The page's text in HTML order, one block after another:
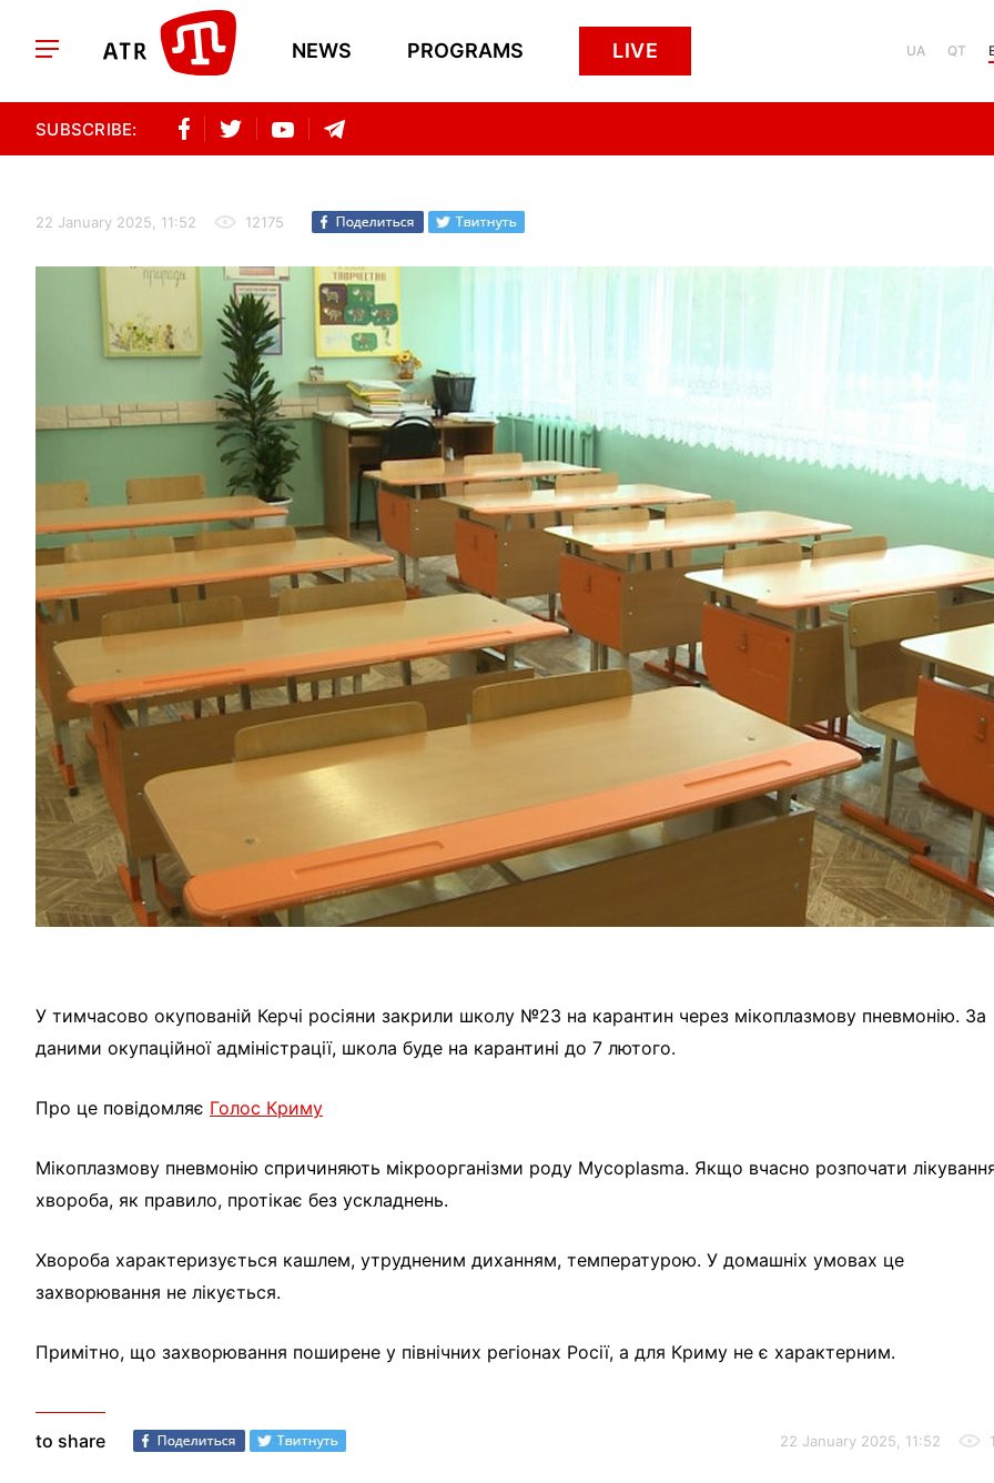
NEWS PROGRAMS LIVE UA QT
SUBSCRIBE:
22 January 2025, 11:52 12175
У тимчасово окупованій Керчі росіяни закрили школу №23 на карантин через мікоплазмову пневмонію. За
даними окупаційної адміністрації, школа буде на карантині до 7 лютого.
Про це повідомляє Голос Криму
Мікоплазмову пневмонію спричиняють мікроорганізми роду Mycoplasma. Якщо вчасно розпочати
хвороба, як правило, протікає без ускладнень.
Хвороба характеризується кашлем, утрудненим диханням, температурою. У домашніх умовах це
захворювання не лікується.
Примітно, що захворювання поширене у північних регіонах Росії, а для Криму не є характерним.
to share 22 January 2025, 11:52